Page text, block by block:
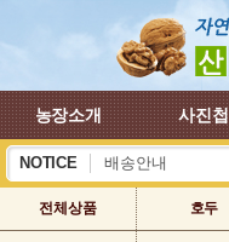
농장소개 사진첩
NOTICE
하계 휴가 배송
배송안내
전체상품 호두